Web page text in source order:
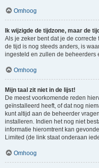
Omhoog
Ik wijzigde de tijdzone, maar de
Als je zeker bent dat je de
de tijd is nog steeds anders, is
ingesteld en zullen de beheerders
Omhoog
Mijn taal zit niet in de lijst!
De meest voorkomende reden
geïnstalleerd heeft, of dat nog
kunt altijd aan de beheerder
installeren. Indien het nog niet
informatie hieromtrent kan
Limited (de link staat onderaan
Omhoog